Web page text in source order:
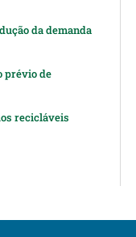
da demanda
prévio de
recicláveis